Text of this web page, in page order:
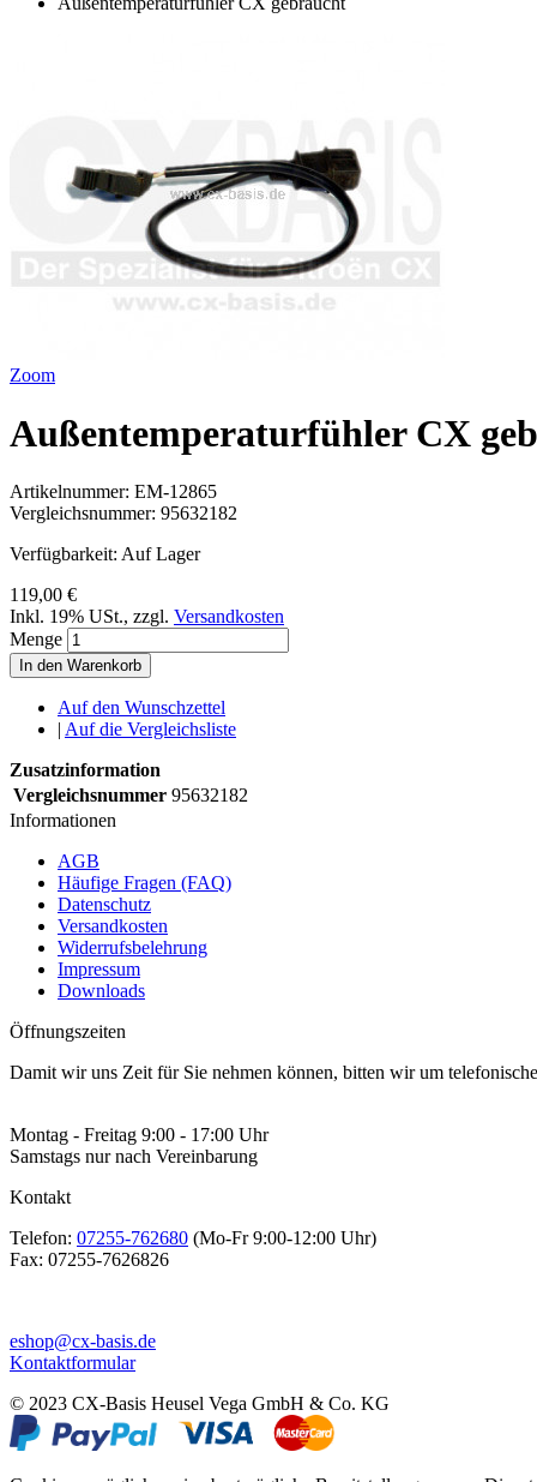
Zoom
Außentemperaturfühler CX
Artikelnummer: EM-12865
Vergleichsnummer: 95632182
Verfügbarkeit: Auf Lager
119,00 €
Inkl. 19% USt., zzgl. Versandkosten
Menge
In den Warenkorb
Auf den Wunschzettel
| Auf die Vergleichsliste
Zusatzinformation
Vergleichsnummer 95632182
Informationen
AGB
Häufige Fragen (FAQ)
Datenschutz
Versandkosten
Widerrufsbelehrung
Impressum
Downloads
Öffnungszeiten
Damit wir uns Zeit für Sie nehmen können, bitten wir um
Montag - Freitag 9:00 - 17:00 Uhr
Samstags nur nach Vereinbarung
Kontakt
Telefon: 07255-762680 (Mo-Fr 9:00-12:00 Uhr)
Fax: 07255-7626826
eshop@cx-basis.de
Kontaktformular
© 2023 CX-Basis Heusel Vega GmbH & Co. KG